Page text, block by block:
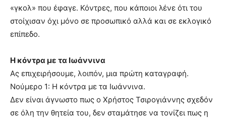
«γκολ» που έφαγε. Κόντρες, που κάποιοι λένε ότι του
στοίχισαν όχι μόνο σε προσωπικό αλλά και σε εκλογικό
επίπεδο.
Η κόντρα με τα Ιωάννινα
Ας επιχειρήσουμε, λοιπόν, μια πρώτη καταγραφή.
Νούμερο 1: Η κόντρα με τα Ιωάννινα.
Δεν είναι άγνωστο πως ο Χρήστος Τσιρογιάννης σχεδόν
σε όλη την θητεία του, δεν σταμάτησε να τονίζει πως η